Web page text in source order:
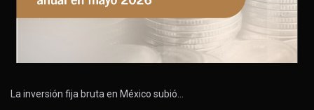
La inversión fija bruta en México subió…